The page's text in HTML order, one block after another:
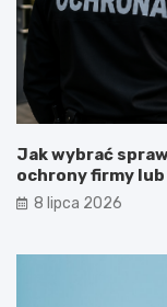
Jak wybrać
ochrony firmy
8 lipca 2026